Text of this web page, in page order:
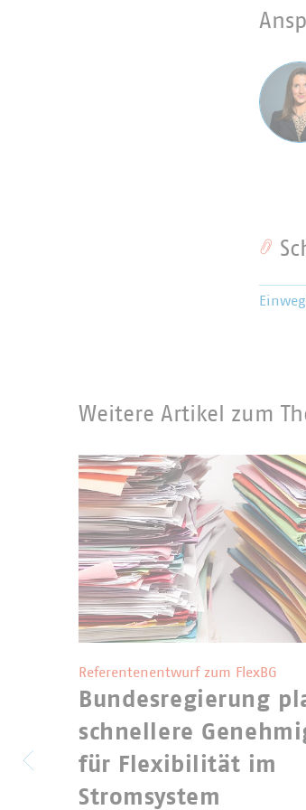
Weitere Artikel zum
Referentenentwurf zum FlexBG
Bundesregierung
schnellere
für Flexibilität im
Stromsystem